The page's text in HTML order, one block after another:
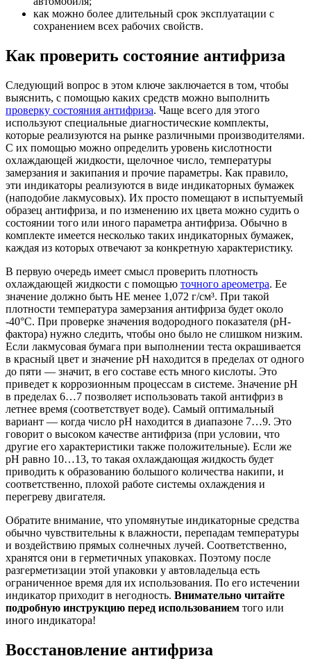
как можно более длительный срок эксплуатации с
сохранением всех рабочих свойств.
Как проверить состояние антифриза
Следующий вопрос в этом ключе заключается в том, чтобы
выяснить, с помощью каких средств можно выполнить
проверку состояния антифриза. Чаще всего для этого
используют специальные диагностические комплекты,
которые реализуются на рынке различными производителями.
С их помощью можно определить уровень кислотности
охлаждающей жидкости, щелочное число, температуры
замерзания и закипания и прочие параметры. Как правило,
эти индикаторы реализуются в виде индикаторных бумажек
(наподобие лакмусовых). Их просто помещают в испытуемый
образец антифриза, и по изменению их цвета можно судить о
состоянии того или иного параметра антифриза. Обычно в
комплекте имеется несколько таких индикаторных бумажек,
каждая из которых отвечают за конкретную характеристику.
В первую очередь имеет смысл проверить плотность
охлаждающей жидкости с помощью точного ареометра. Ее
значение должно быть НЕ менее 1,072 г/см³. При такой
плотности температура замерзания антифриза будет около
-40°С. При проверке значения водородного показателя (рН-
фактора) нужно следить, чтобы оно было не слишком низким.
Если лакмусовая бумага при выполнении теста окрашивается
в красный цвет и значение рН находится в пределах от одного
до пяти — значит, в его составе есть много кислоты. Это
приведет к коррозионным процессам в системе. Значение рН
в пределах 6…7 позволяет использовать такой антифриз в
летнее время (соответствует воде). Самый оптимальный
вариант — когда число рН находится в диапазоне 7…9. Это
говорит о высоком качестве антифриза (при условии, что
другие его характеристики также положительные). Если же
рН равно 10…13, то такая охлаждающая жидкость будет
приводить к образованию большого количества накипи, и
соответственно, плохой работе системы охлаждения и
перегреву двигателя.
Обратите внимание, что упомянутые индикаторные средства
обычно чувствительны к влажности, перепадам температуры
и воздействию прямых солнечных лучей. Соответственно,
хранятся они в герметичных упаковках. Поэтому после
разгерметизации этой упаковки у автовладельца есть
ограниченное время для их использования. По его истечении
индикатор приходит в негодность. Внимательно читайте
подробную инструкцию перед использованием того или
иного индикатора!
Восстановление антифриза